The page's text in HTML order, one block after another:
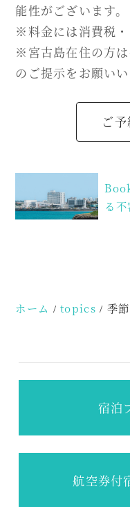
能性がございます。
※料金には消費税・
※宮古島在住の方
のご提示をお願いい
ご
投
稿
ナ
ー
ョ
ン
る
ホーム topics 季
宿泊
航空券付